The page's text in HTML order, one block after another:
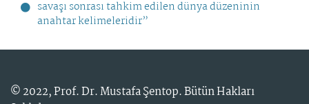
savaşı sonrası tahkim edilen dünya düzeninin
anahtar kelimeleridir”
© 2022,Prof. Dr. Mustafa Şentop. Bütün Hakları